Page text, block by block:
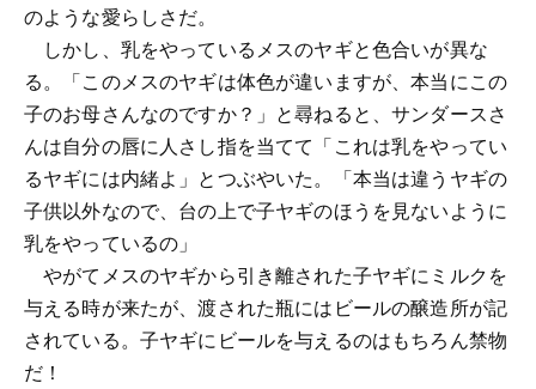
のような愛らしさだ。
しかし、乳をやっているメスのヤギと色合いが異な
る。「このメスのヤギは体色が違いますが、本当にこの
子のお母さんなのですか？」と尋ねると、サンダースさ
んは自分の唇に人さし指を当てて「これは乳をやってい
るヤギには内緒よ」とつぶやいた。「本当は違うヤギの
子供以外なので、台の上で子ヤギのほうを見ないように
乳をやっているの」
やがてメスのヤギから引き離された子ヤギにミルクを
与える時が来たが、渡された瓶にはビールの醸造所が記
されている。子ヤギにビールを与えるのはもちろん禁物
だ！